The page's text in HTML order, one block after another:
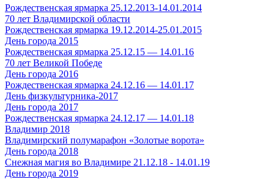
Рождественская ярмарка 25.12.2013-14.01.2014
70 лет Владимирской области
Рождественская ярмарка 19.12.2014-25.01.2015
День города 2015
Рождественская ярмарка 25.12.15 — 14.01.16
70 лет Великой Победе
День города 2016
Рождественская ярмарка 24.12.16 — 14.01.17
День физкультурника-2017
День города 2017
Рождественская ярмарка 24.12.17 — 14.01.18
Владимир 2018
Владимирский полумарафон «Золотые ворота»
День города 2018
Снежная магия во Владимире 21.12.18 - 14.01.19
День города 2019